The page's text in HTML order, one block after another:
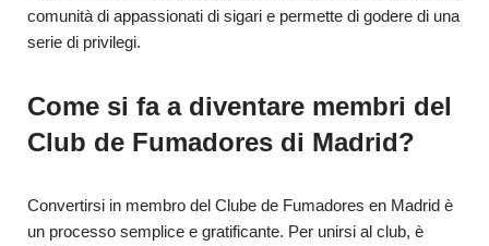
comunità di appassionati di sigari e permette di godere di una
serie di privilegi.
Come si fa a diventare membri del
Club de Fumadores di Madrid?
Convertirsi in membro del Clube de Fumadores en Madrid è
un processo semplice e gratificante. Per unirsi al club, è